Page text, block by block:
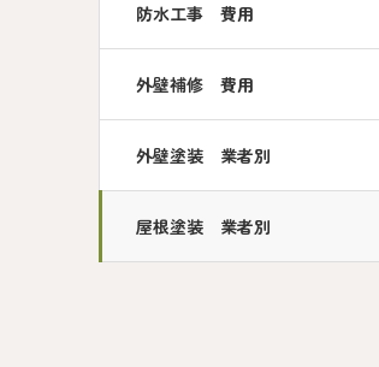
防水工事 費用
外壁補修 費用
外壁塗装 業者別
屋根塗装 業者別